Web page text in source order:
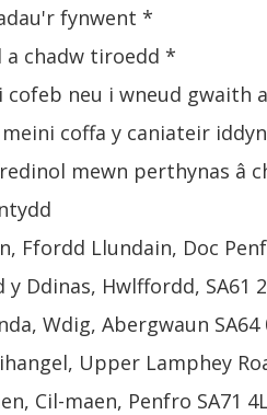
fynwent *
a chadw tiroedd *
cofeb neu i wneud gwaith
coffa y caniateir
mewn perthynas â
Ffordd Llundain, Doc
Ddinas, Hwlffordd, SA61
Wdig, Abergwaun SA64
Upper Lamphey
Cil-maen, Penfro SA71